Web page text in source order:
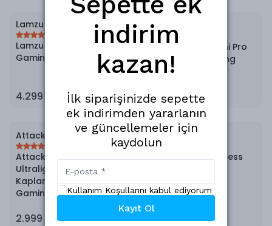
Lamzu
Lamzu Thorn Wireless
Gaming Mouse
4.299 TL
Lamzu
Lamzu Atlantis Mini Pro
4K Wireless Gaming
Mouse
4.199 TL
Attack Shark
Attack Shark R6
Ultralight 4K/8K Ice-Feel
Kaplamalı Kablosuz
Gaming Mouse
2.999 TL
Scyrox
Scyrox V6 8K Wireless
3.199 TL
indirim
kazan!
İlk siparişinizde sepette
ek indirimden yararlanın
ve güncellemeler için
kaydolun
Kullanım Koşullarını kabul ediyorum
Kayıt Ol